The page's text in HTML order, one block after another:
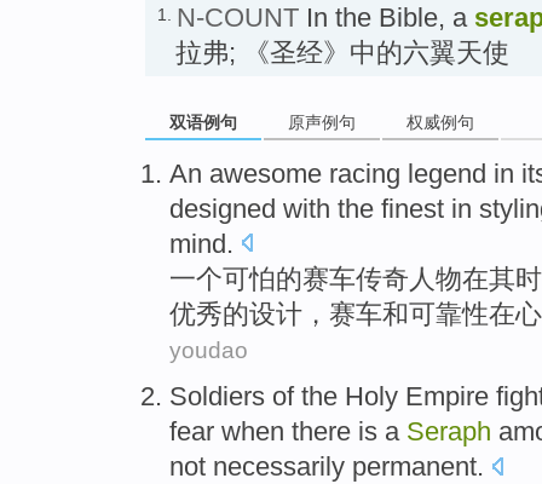
1. N-COUNT In the Bible, a
拉弗; 《圣经》中的六翼天使
双语例句 原声例句 权威例句
An awesome racing legend in
designed with the finest in
mind.
一个可怕的赛车传奇人物在其
优秀的设计 ，赛车和可靠性在
youdao
Soldiers of the Holy Empire
fear when there is a Seraph
not necessarily permanent.